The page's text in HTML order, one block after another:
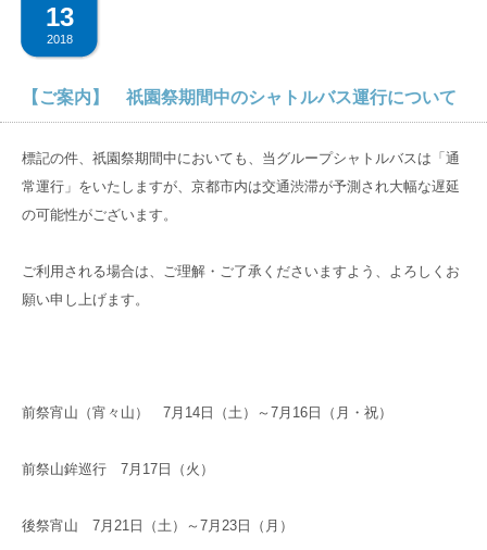
病院のご案内
病院概要
数字でわかる京都近衛リハ病院
管理者のご挨拶
フロアガイド
入院のご案内
入院のご相談
入院から退院までの流れ
入院当日の持ち物
入院中の方へ
入院環境
リハビリ治療法
大切な食事のこと
訪問リハビリ
訪問看護ステーション
グループサイト
御所南リハビリ クリニック
13
2018
【ご案内】 祇園祭期間中のシャトルバス運行について
標記の件、祇園祭期間中においても、当グループシャトルバスは「通
常運行」をいたしますが、京都市内は交通渋滞が予測され大幅な遅延
の可能性がございます。
ご利用される場合は、ご理解・ご了承くださいますよう、よろしくお
願い申し上げます。
前祭宵山（宵々山） 7月14日（土）～7月16日（月・祝）
前祭山鉾巡行 7月17日（火）
後祭宵山 7月21日（土）～7月23日（月）